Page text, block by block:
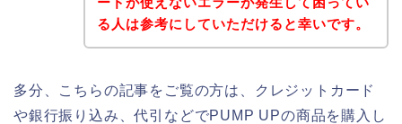
る人は参考にしていただけると幸いです。
多分、こちらの記事をご覧の方は、クレジットカード
や銀行振り込み、代引などでPUMP UPの商品を購入し